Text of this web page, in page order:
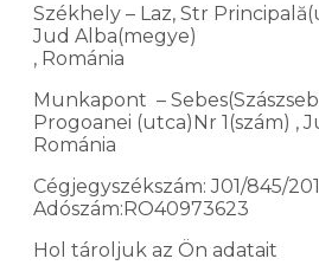
Székhely – Laz, Str
Jud Alba(megye)
, Románia
Munkapont –
Progoanei (utca)Nr 1(szám) ,
Románia
Cégjegyszékszám: J01/845/
Adószám:RO40973623
Hol tároljuk az Ön adatait